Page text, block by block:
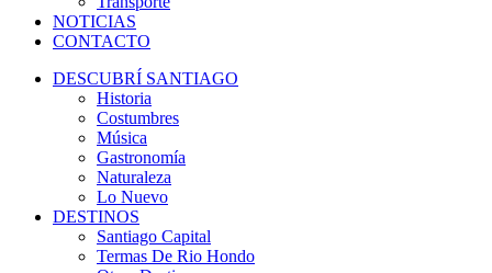
NOTICIAS
CONTACTO
DESCUBRÍ SANTIAGO
Historia
Costumbres
Música
Gastronomía
Naturaleza
Lo Nuevo
DESTINOS
Santiago Capital
Termas De Rio Hondo